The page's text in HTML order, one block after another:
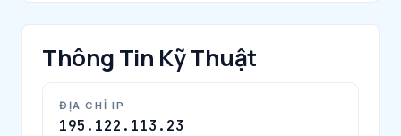
Thông Tin Kỹ Thuật
ĐỊA CHỈ IP
195.122.113.23